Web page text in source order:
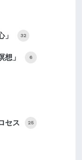
32
」 6
セス 25